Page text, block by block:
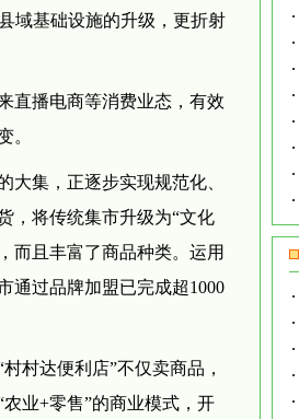
域基础设施的升级，更折射
直播电商等消费业态，有效
。
集，正逐步实现规范化、
，将传统集市升级为“文化
而且丰富了商品种类。运用
通过品牌加盟已完成超1000
村达便利店”不仅卖商品，
业+零售”的商业模式，开